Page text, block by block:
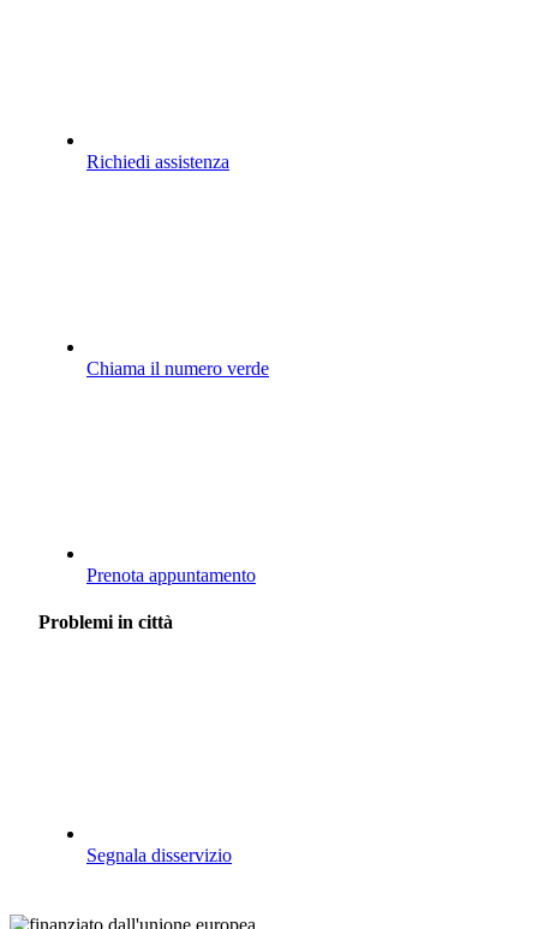
Richiedi assistenza
Chiama il numero verde
Prenota appuntamento
Problemi in città
Segnala disservizio